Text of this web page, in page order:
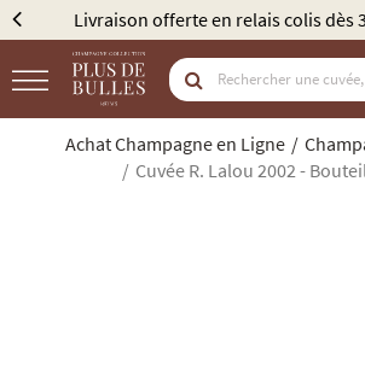
Livraison offerte en relais colis dès
Achat Champagne en Ligne
Cuvée R. Lalou 2002 -